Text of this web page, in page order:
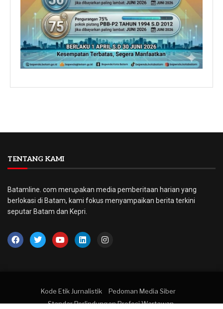
TENTANG KAMI
Batamline. com merupakan media pemberitaan harian yang
berlokasi di Batam, kami fokus menyampaikan berita terkini
seputar Batam dan Kepri.
Kode Etik Jurnalistik
Pedoman Media Siber
Standar Perlindungan Profesi Wartawan